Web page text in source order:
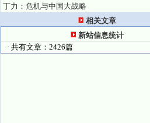
丁力：危机与中国大战略
相关文章
新站信息统计
· 共有文章：2426篇